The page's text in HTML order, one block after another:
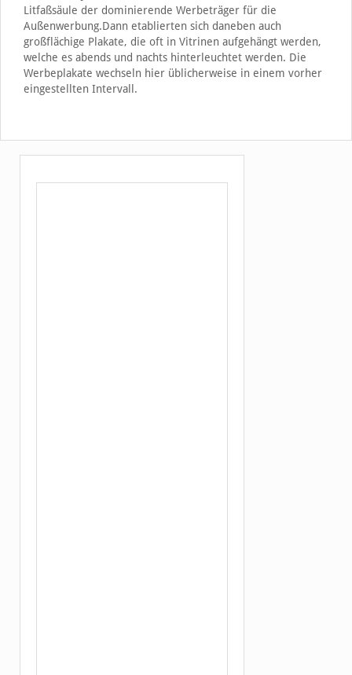
Litfaßsäule der dominierende Werbeträger für die
Außenwerbung.Dann etablierten sich daneben auch
großflächige Plakate, die oft in Vitrinen aufgehängt werden,
welche es abends und nachts hinterleuchtet werden. Die
Werbeplakate wechseln hier üblicherweise in einem vorher
eingestellten Intervall.